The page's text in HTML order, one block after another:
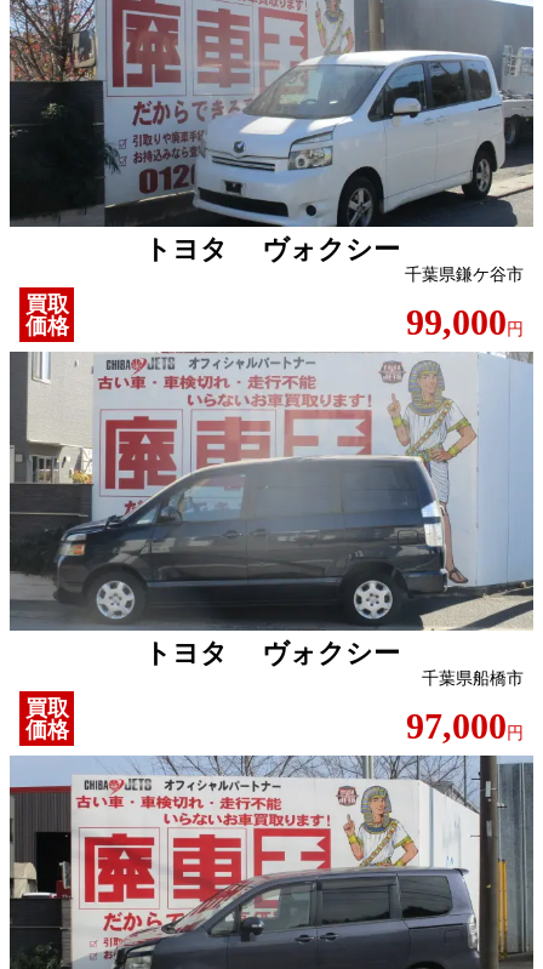
トヨタ ヴォクシー
千葉県鎌ケ谷市
買取
価格
99,000 円
トヨタ ヴォクシー
千葉県船橋市
買取
価格
97,000 円